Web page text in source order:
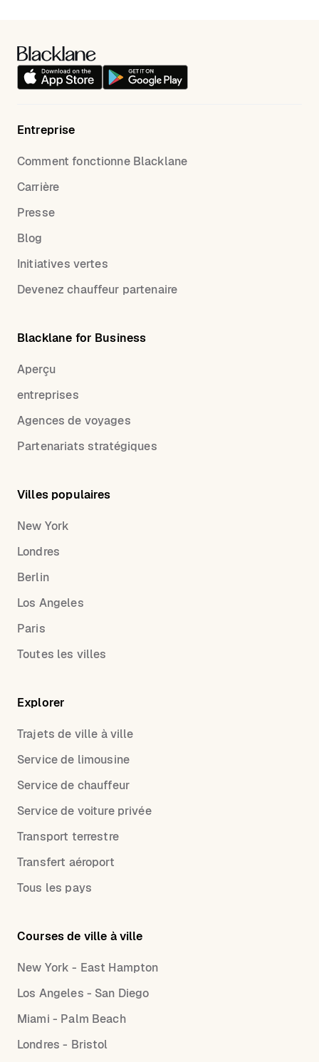
Entreprise
Comment fonctionne Blacklane
Carrière
Presse
Blog
Initiatives vertes
Devenez chauffeur partenaire
Blacklane for Business
Aperçu
entreprises
Agences de voyages
Partenariats stratégiques
Villes populaires
New York
Londres
Berlin
Los Angeles
Paris
Toutes les villes
Explorer
Trajets de ville à ville
Service de limousine
Service de chauffeur
Service de voiture privée
Transport terrestre
Transfert aéroport
Tous les pays
Courses de ville à ville
New York - East Hampton
Los Angeles - San Diego
Miami - Palm Beach
Londres - Bristol